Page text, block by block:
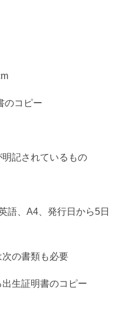
のコピー
記されているもの
語、A4、発行日から5日
の書類も必要
生証明書のコピー